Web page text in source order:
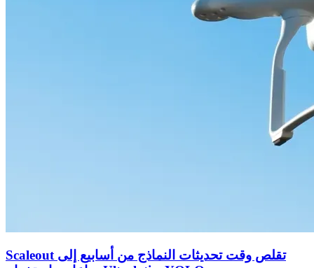
Scaleout تقلص وقت تحديثات النماذج من أسابيع إلى